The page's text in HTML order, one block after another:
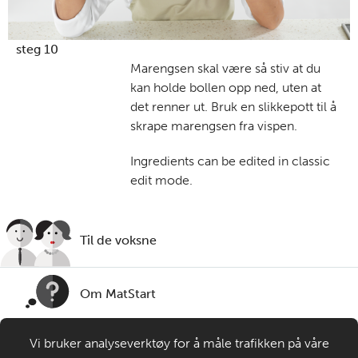
steg 10
Marengsen skal være så stiv at du
kan holde bollen opp ned, uten at
det renner ut. Bruk en slikkepott til å
skrape marengsen fra vispen.
Ingredients can be edited in classic
edit mode.
Til de voksne
Om MatStart
Kontakt oss
Vi bruker analyseverktøy for å måle trafikken på våre